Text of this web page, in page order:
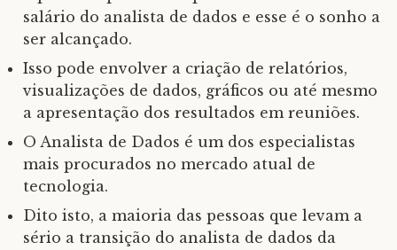
salário do analista de dados e esse é o sonho a
ser alcançado.
Isso pode envolver a criação de relatórios,
visualizações de dados, gráficos ou até mesmo
a apresentação dos resultados em reuniões.
O Analista de Dados é um dos especialistas
mais procurados no mercado atual de
tecnologia.
Dito isto, a maioria das pessoas que levam a
sério a transição do analista de dados da